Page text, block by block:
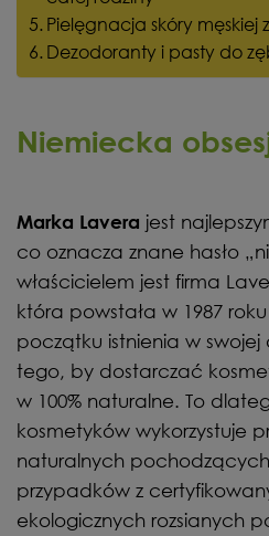
Pielęgnacja skóry męskiej
Dezodoranty i pasty do
Niemiecka
Marka Lavera jest
co oznacza znane hasło
właścicielem jest firma
która powstała w 1987
początku istnienia w swojej
tego, by dostarczać
w 100% naturalne. To
kosmetyków wykorzystuje
naturalnych
przypadków z
ekologicznych rozsianych